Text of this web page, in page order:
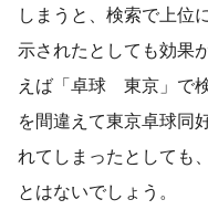
しまうと、検索で上位
示されたとしても効果
えば「卓球 東京」で
を間違えて東京卓球同
れてしまったとしても
とはないでしょう。